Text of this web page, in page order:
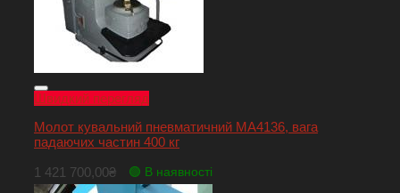
Швидкий перегляд
Молот кувальний пневматичний МА4136, вага
падаючих частин 400 кг
1 421 700,00₴ 🟢 В наявності